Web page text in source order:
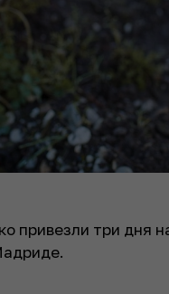
привезли три дня